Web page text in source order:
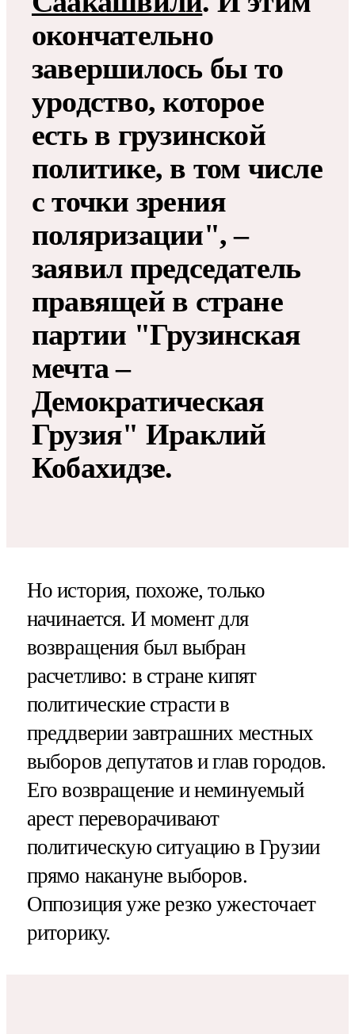
окончательно
завершилось бы то
уродство, которое
есть в грузинской
политике, в том числе
с точки зрения
поляризации", –
заявил председатель
правящей в стране
партии "Грузинская
мечта –
Демократическая
Грузия" Ираклий
Кобахидзе.
Но история, похоже, только
начинается. И момент для
возвращения был выбран
расчетливо: в стране кипят
политические страсти в
преддверии завтрашних местных
выборов депутатов и глав городов.
Его возвращение и неминуемый
арест переворачивают
политическую ситуацию в Грузии
прямо накануне выборов.
Оппозиция уже резко ужесточает
риторику.